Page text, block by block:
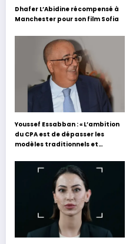
Dhafer L’Abidine récompensé à
Manchester pour son film Sofia
Youssef Essabban : « L’ambition
du CPA est de dépasser les
modèles traditionnels et
s’appuyant sur le partage des
expériences »